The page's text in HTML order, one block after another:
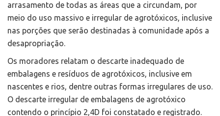
arrasamento de todas as áreas que a circundam, por
meio do uso massivo e irregular de agrotóxicos, inclusive
nas porções que serão destinadas à comunidade após a
desapropriação.
Os moradores relatam o descarte inadequado de
embalagens e resíduos de agrotóxicos, inclusive em
nascentes e rios, dentre outras formas irregulares de uso.
O descarte irregular de embalagens de agrotóxico
contendo o princípio 2,4D foi constatado e registrado.